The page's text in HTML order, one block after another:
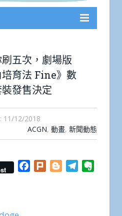
五次，劇場版
培育法 Fine》數
發售決定
11/12/2018
ACGN, 動畫, 新聞動態
Facebook
Plurk BloggerTelegram